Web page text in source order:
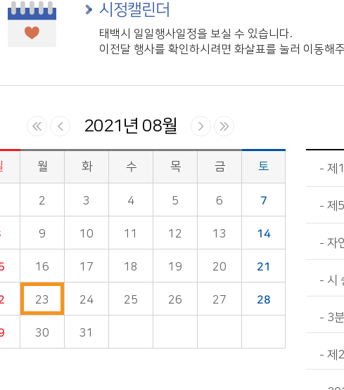
시정캘린더
태백시 일일행사일정을 보실 수 있습니다.
이전달 행사를 확인하시려면 화살표를 눌러 이동해
2021년 08월
월 화 수 목 금 토
2 3 4 5 6 7
9 10 11 12 13 14
16 17 18 19 20 21
23 24 25 26 27 28
30 31
제
제
자
시
3
제